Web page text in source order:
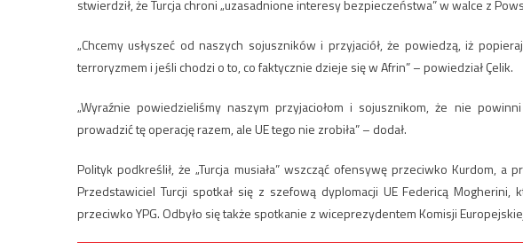
stwierdził, że Turcja chroni „uzasadnione interesy bezpieczeństwa” w walce z
„Chcemy usłyszeć od naszych sojuszników i przyjaciół, że powiedzą, iż
terroryzmem i jeśli chodzi o to, co faktycznie dzieje się w Afrin” – powiedział Çelik.
„Wyraźnie powiedzieliśmy naszym przyjaciołom i sojusznikom, że nie
prowadzić tę operację razem, ale UE tego nie zrobiła” – dodał.
Polityk podkreślił, że „Turcja musiała” wszcząć ofensywę przeciwko Kurdom, a
Przedstawiciel Turcji spotkał się z szefową dyplomacji UE Federicą Mogherini,
przeciwko YPG. Odbyło się także spotkanie z wiceprezydentem Komisji